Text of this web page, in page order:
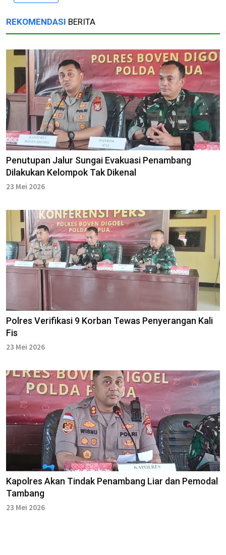
REKOMENDASI BERITA
Penutupan Jalur Sungai Evakuasi Penambang
Dilakukan Kelompok Tak Dikenal
23 Mei 2026
Polres Verifikasi 9 Korban Tewas Penyerangan Kali
Fis
23 Mei 2026
Kapolres Akan Tindak Penambang Liar dan Pemodal
Tambang
23 Mei 2026